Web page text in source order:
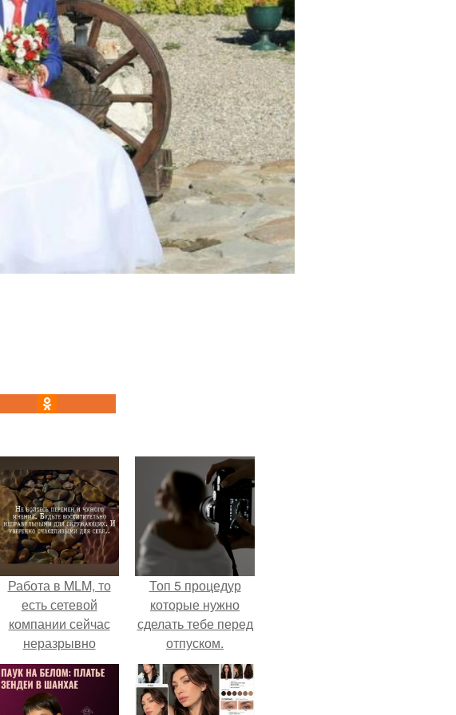
Работа в MLM, то
есть сетевой
компании сейчас
неразрывно
связана с создание
своего контента,
своей страницы в
Топ 5 процедур
которые нужно
сделать тебе перед
отпуском.